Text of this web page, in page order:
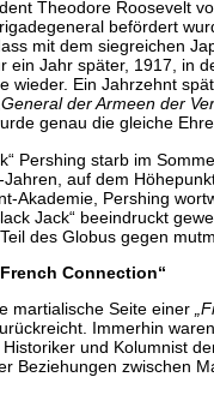
Theodore Roosevelt
befördert
mit dem siegreichen
ein Jahr später, 1917, in
wieder. Ein Jahrzehnt
der Armeen der
genau die gleiche
Pershing starb im
auf dem
Akademie, Pershing
Jack“ beeindruckt
des Globus gegen
Connection“
martialische Seite einer
Immerhin
und Kolumnist
Beziehungen zwischen